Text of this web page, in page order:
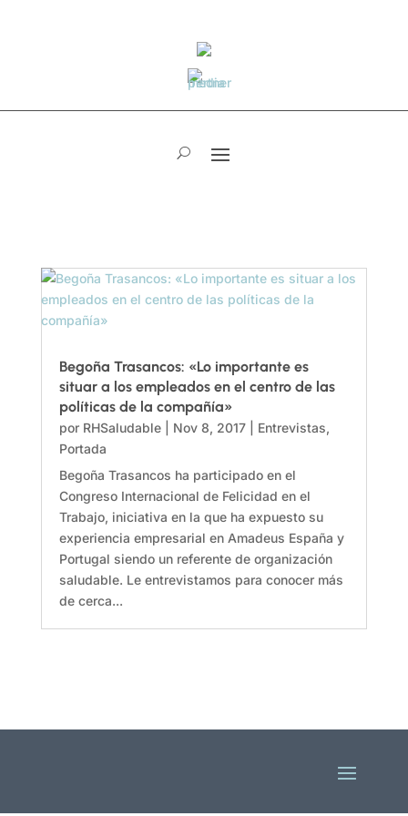
Begoña Trasancos: «Lo importante es
situar a los empleados en el centro de las
políticas de la compañía»
por RHSaludable| Nov 8, 2017| Entrevistas,
Portada
Begoña Trasancos ha participado en el
Congreso Internacional de Felicidad en el
Trabajo, iniciativa en la que ha expuesto su
experiencia empresarial en Amadeus España y
Portugal siendo un referente de organización
saludable. Le entrevistamos para conocer más
de cerca...